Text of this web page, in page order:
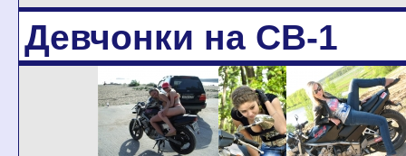
Девчонки на CB-1